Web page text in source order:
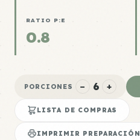
RATIO P:E
0.8
PORCIONES − 6 +
LISTA DE COMPRAS
IMPRIMIR PREPARACIÓN